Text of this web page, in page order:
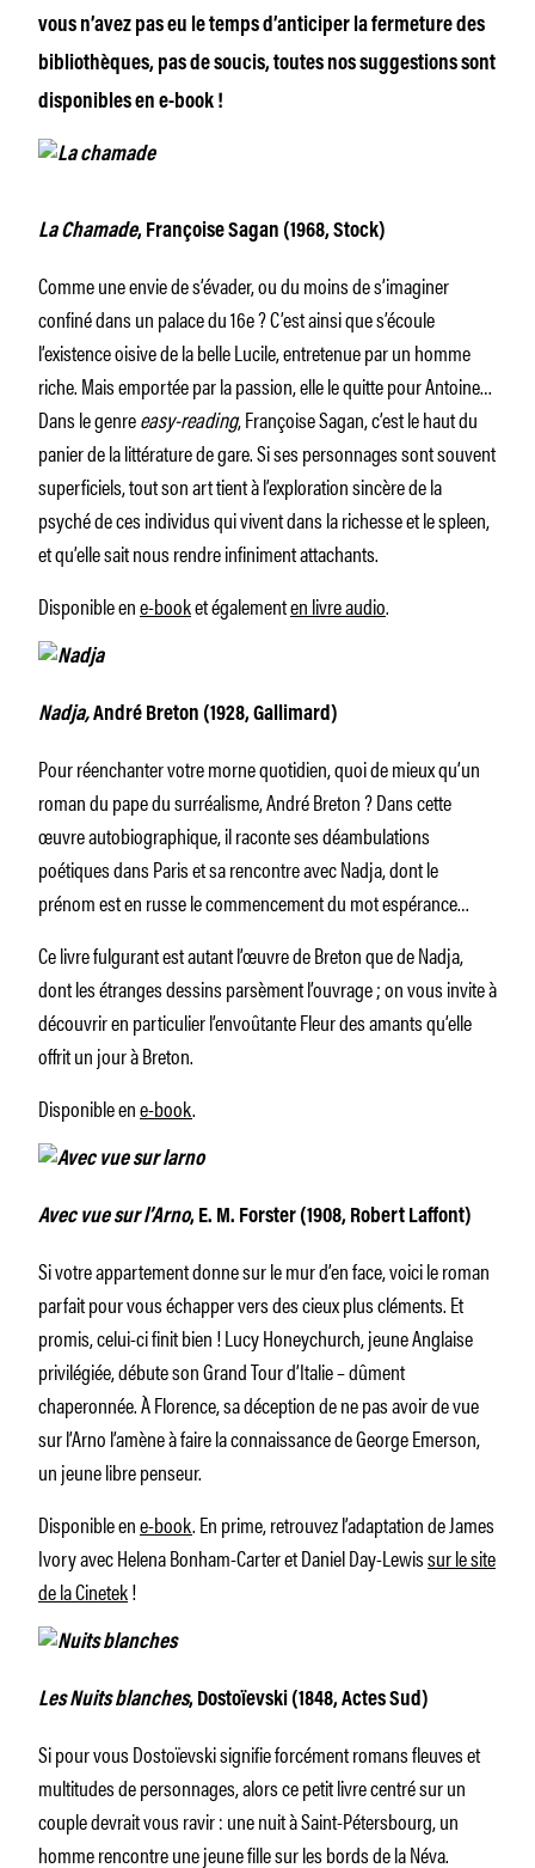
vous n’avez pas eu le temps d’anticiper la fermeture des
bibliothèques, pas de soucis, toutes nos suggestions sont
disponibles en e-book !
La Chamade, Françoise Sagan (1968, Stock)
Comme une envie de s’évader, ou du moins de s’imaginer
confiné dans un palace du 16e? C’est ainsi que s’écoule
l’existence oisive de la belle Lucile, entretenue par un homme
riche. Mais emportée par la passion, elle le quitte pour Antoine…
Dans le genreeasy-reading, Françoise Sagan, c’est le haut du
panier de la littérature de gare. Si ses personnages sont souvent
superficiels, tout son art tient à l’exploration sincère de la
psyché de ces individus qui vivent dans la richesse et le spleen,
et qu’elle sait nous rendre infiniment attachants.
Disponible ene-booket égalementen livre audio.
Nadja,André Breton (1928, Gallimard)
Pour réenchanter votre morne quotidien, quoi de mieux qu’un
roman du pape du surréalisme, André Breton ? Dans cette
œuvre autobiographique, il raconte ses déambulations
poétiques dans Paris et sa rencontre avec Nadja, dont le
prénom est en russe le commencement du motespérance…
Ce livre fulgurant est autant l’œuvre de Breton que de Nadja,
dont les étranges dessins parsèment l’ouvrage ; on vous invite à
découvrir en particulier l’envoûtanteFleur des amantsqu’elle
offrit un jour à Breton.
Disponible ene-book.
Avec vue sur l’Arno, E. M. Forster (1908, Robert Laffont)
Si votre appartement donne sur le mur d’en face, voici le roman
parfait pour vous échapper vers des cieux plus cléments. Et
promis, celui-ci finit bien ! Lucy Honeychurch, jeune Anglaise
privilégiée, débute son Grand Tour d’Italie – dûment
chaperonnée. À Florence, sa déception de ne pas avoir de vue
sur l’Arno l’amène à faire la connaissance de George Emerson,
un jeune libre penseur.
Disponible ene-book. En prime, retrouvez l’adaptation de James
Ivory avec Helena Bonham-Carter et Daniel Day-Lewissur le site
de la Cinetek!
Les Nuits blanches, Dostoïevski (1848, Actes Sud)
Si pour vous Dostoïevski signifie forcément romans fleuves et
multitudes de personnages, alors ce petit livre centré sur un
couple devrait vous ravir : une nuit à Saint-Pétersbourg, un
homme rencontre une jeune fille sur les bords de la Néva.